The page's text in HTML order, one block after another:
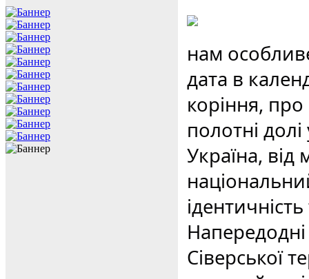
нам
дата в
коріння,
полотні
Україна, від
Сіверської